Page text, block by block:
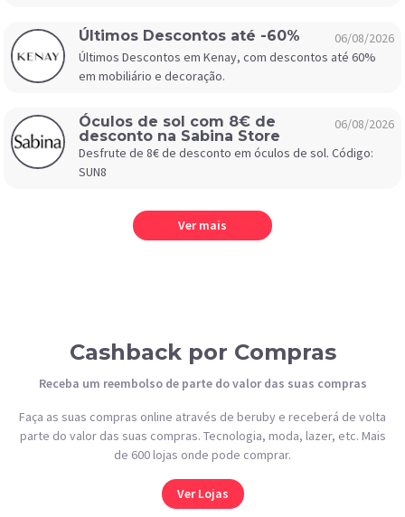
Últimos Descontos até -60%
06/08/2026
Últimos Descontos em Kenay, com descontos até 60%
em mobiliário e decoração.
Óculos de sol com 8€ de
desconto na Sabina Store
06/08/2026
Desfrute de 8€ de desconto em óculos de sol. Código:
SUN8
Ver mais
Cashback por Compras
Receba um reembolso de parte do valor das suas compras
Faça as suas compras online através de beruby e receberá de volta
parte do valor das suas compras. Tecnologia, moda, lazer, etc. Mais
de 600 lojas onde pode comprar.
Ver Lojas